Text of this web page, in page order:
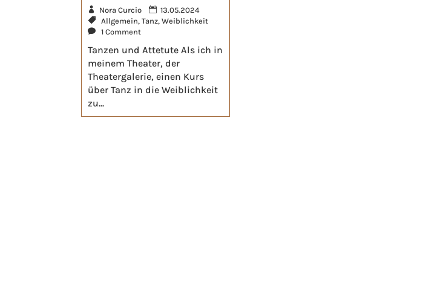
Nora Curcio
13.05.2024
Allgemein,Tanz,Weiblichkeit
1 Comment
Tanzen und Attetute Als ich in
meinem Theater, der
Theatergalerie, einen Kurs
über Tanz in die Weiblichkeit
zu...